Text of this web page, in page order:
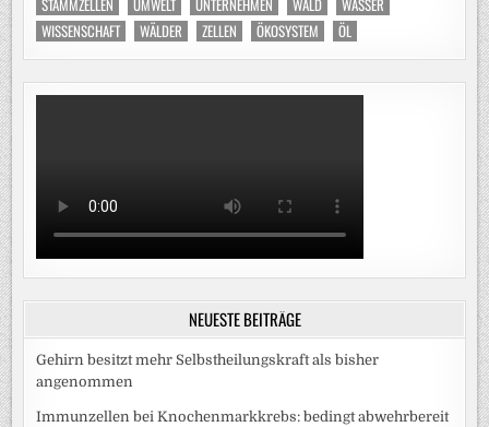
STAMMZELLEN UMWELT UNTERNEHMEN WALD
WASSER
WISSENSCHAFT
WÄLDER ZELLEN ÖKOSYSTEM ÖL
NEUESTE BEITRÄGE
Gehirn besitzt mehr Selbstheilungskraft als bisher
angenommen
Immunzellen bei Knochenmarkkrebs: bedingt abwehrbereit